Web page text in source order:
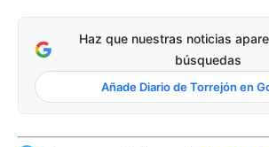
Haz que nuestras noticias
búsquedas
Añade Diario de Torrejón en